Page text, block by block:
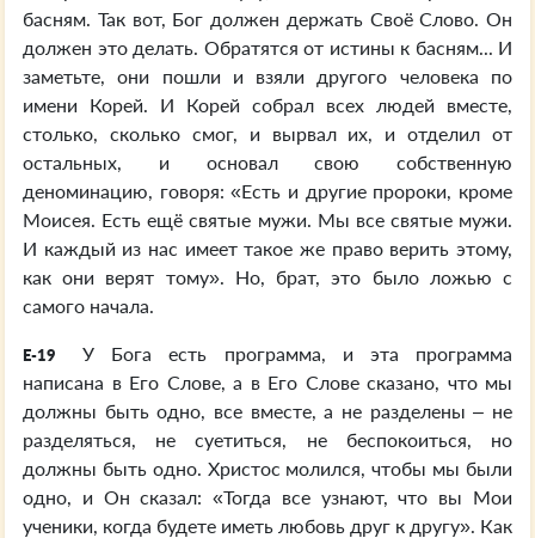
басням. Так вот, Бог должен держать Своё Слово. Он
должен это делать. Обратятся от истины к басням... И
заметьте, они пошли и взяли другого человека по
имени Корей. И Корей собрал всех людей вместе,
столько, сколько смог, и вырвал их, и отделил от
остальных, и основал свою собственную
деноминацию, говоря: «Есть и другие пророки, кроме
Моисея. Есть ещё святые мужи. Мы все святые мужи.
И каждый из нас имеет такое же право верить этому,
как они верят тому». Но, брат, это было ложью с
самого начала.
E-19
У Бога есть программа, и эта программа
написана в Его Слове, а в Его Слове сказано, что мы
должны быть одно, все вместе, а не разделены – не
разделяться, не суетиться, не беспокоиться, но
должны быть одно. Христос молился, чтобы мы были
одно, и Он сказал: «Тогда все узнают, что вы Мои
ученики, когда будете иметь любовь друг к другу». Как